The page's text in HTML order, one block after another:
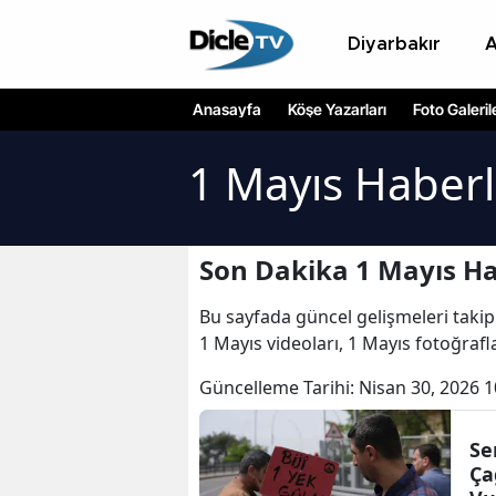
Diyarbakır
Anasayfa Köşe Yazarları Foto
1 Mayıs
Son Dakika 1 Mayıs
Bu sayfada güncel gelişmeleri
1 Mayıs videoları, 1 Mayıs
Güncelleme Tarihi: Nisan 30, 2026